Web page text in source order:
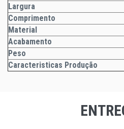
Largura
Comprimento
Material
Acabamento
Peso
Caracteristicas Produção